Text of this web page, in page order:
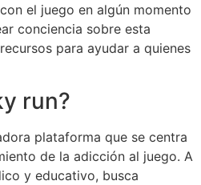
el juego en algún momento
conciencia sobre esta
para ayudar a quienes
run?
plataforma que se centra
de la adicción al juego. A
y educativo, busca